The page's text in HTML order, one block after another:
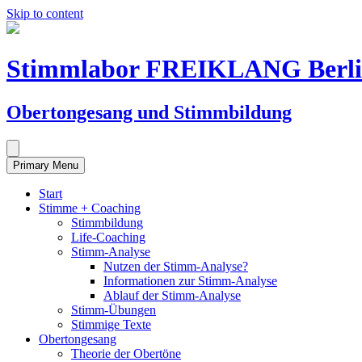
Skip to content
Stimmlabor FREIKLANG
Obertongesang und Stimmbildung
Primary Menu
Start
Stimme + Coaching
Stimmbildung
Life-Coaching
Stimm-Analyse
Nutzen der Stimm-Analyse?
Informationen zur Stimm-Analyse
Ablauf der Stimm-Analyse
Stimm-Übungen
Stimmige Texte
Obertongesang
Theorie der Obertöne